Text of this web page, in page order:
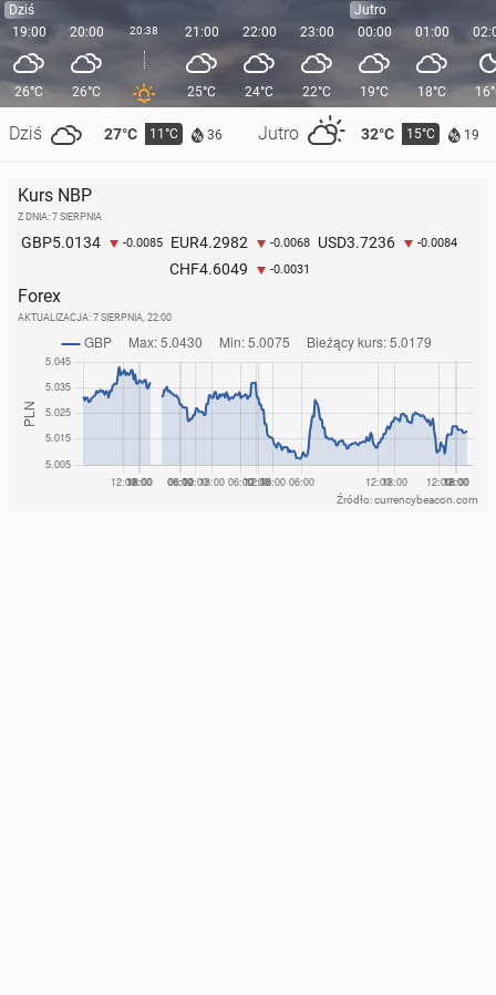
Dziś
19:00
26°C
Dziś 27°C 11°C 36 Jutro 32°C 15°C 19
20:00
26°C
20:38 21:00
25°C
22:00
24°C
23:00
22°C
Jutro
00:00
19°C
01:00
18°C
Kurs NBP
Z DNIA: 7 SIERPNIA
GBP5.0134 -0.0085 EUR4.2982 -0.0068 USD3.7236 -0.0084
CHF4.6049 -0.0031
Forex
AKTUALIZACJA: 7 SIERPNIA, 22:00
Źródło: currencybeacon.com